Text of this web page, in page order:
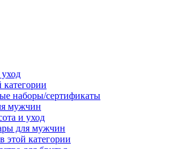
категории
наборы/сертификаты
мужчин
и уход
для мужчин
этой категории